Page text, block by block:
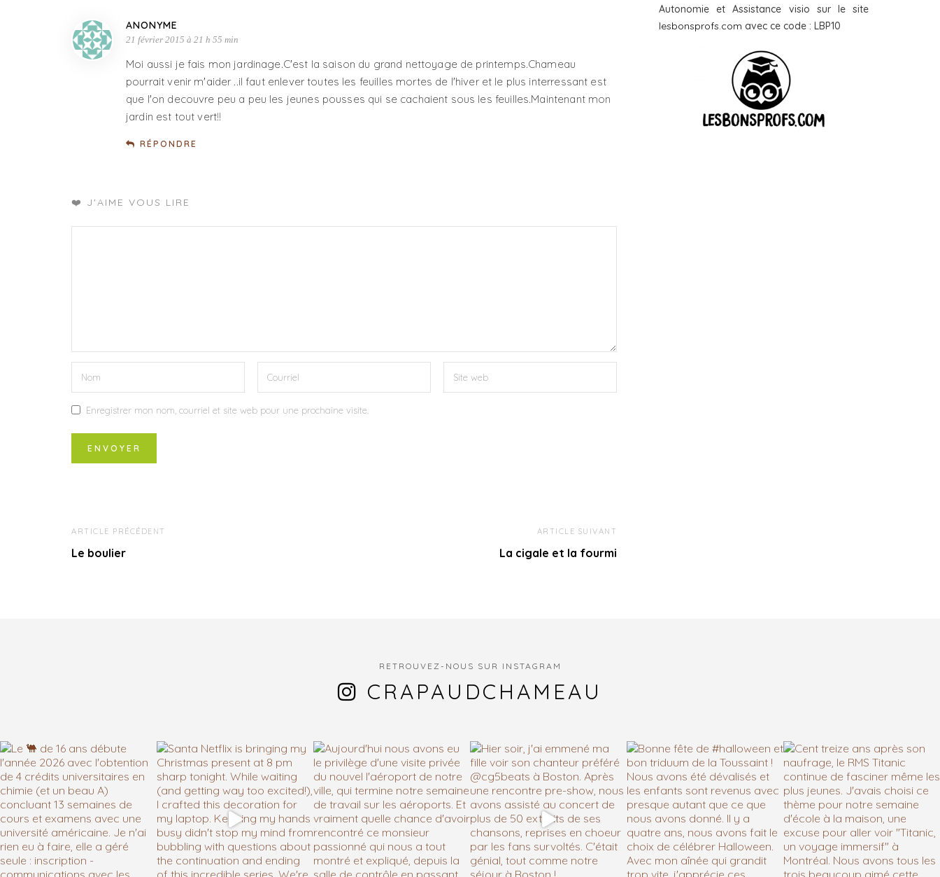
ANONYME
21 février 2015 à 21 h 55 min
Moi aussi je fais mon jardinage.C'est la saison du grand nettoyage de printemps.Chameau
pourrait venir m'aider ..il faut enlever toutes les feuilles mortes de l'hiver et le plus interressant est
que l'on decouvre peu a peu les jeunes pousses qui se cachaient sous les feuilles.Maintenant mon
jardin est tout vert!!
RÉPONDRE
❤️ J'AIME VOUS LIRE
Enregistrer mon nom, courriel et site web pour une prochaine visite.
ARTICLE PRÉCÉDENT
Le boulier
ARTICLE SUIVANT
La cigale et la fourmi
Autonomie et Assistance visio sur le site
lesbonsprofs.com avec ce code : LBP10
RETROUVEZ-NOUS SUR INSTAGRAM
CRAPAUDCHAMEAU